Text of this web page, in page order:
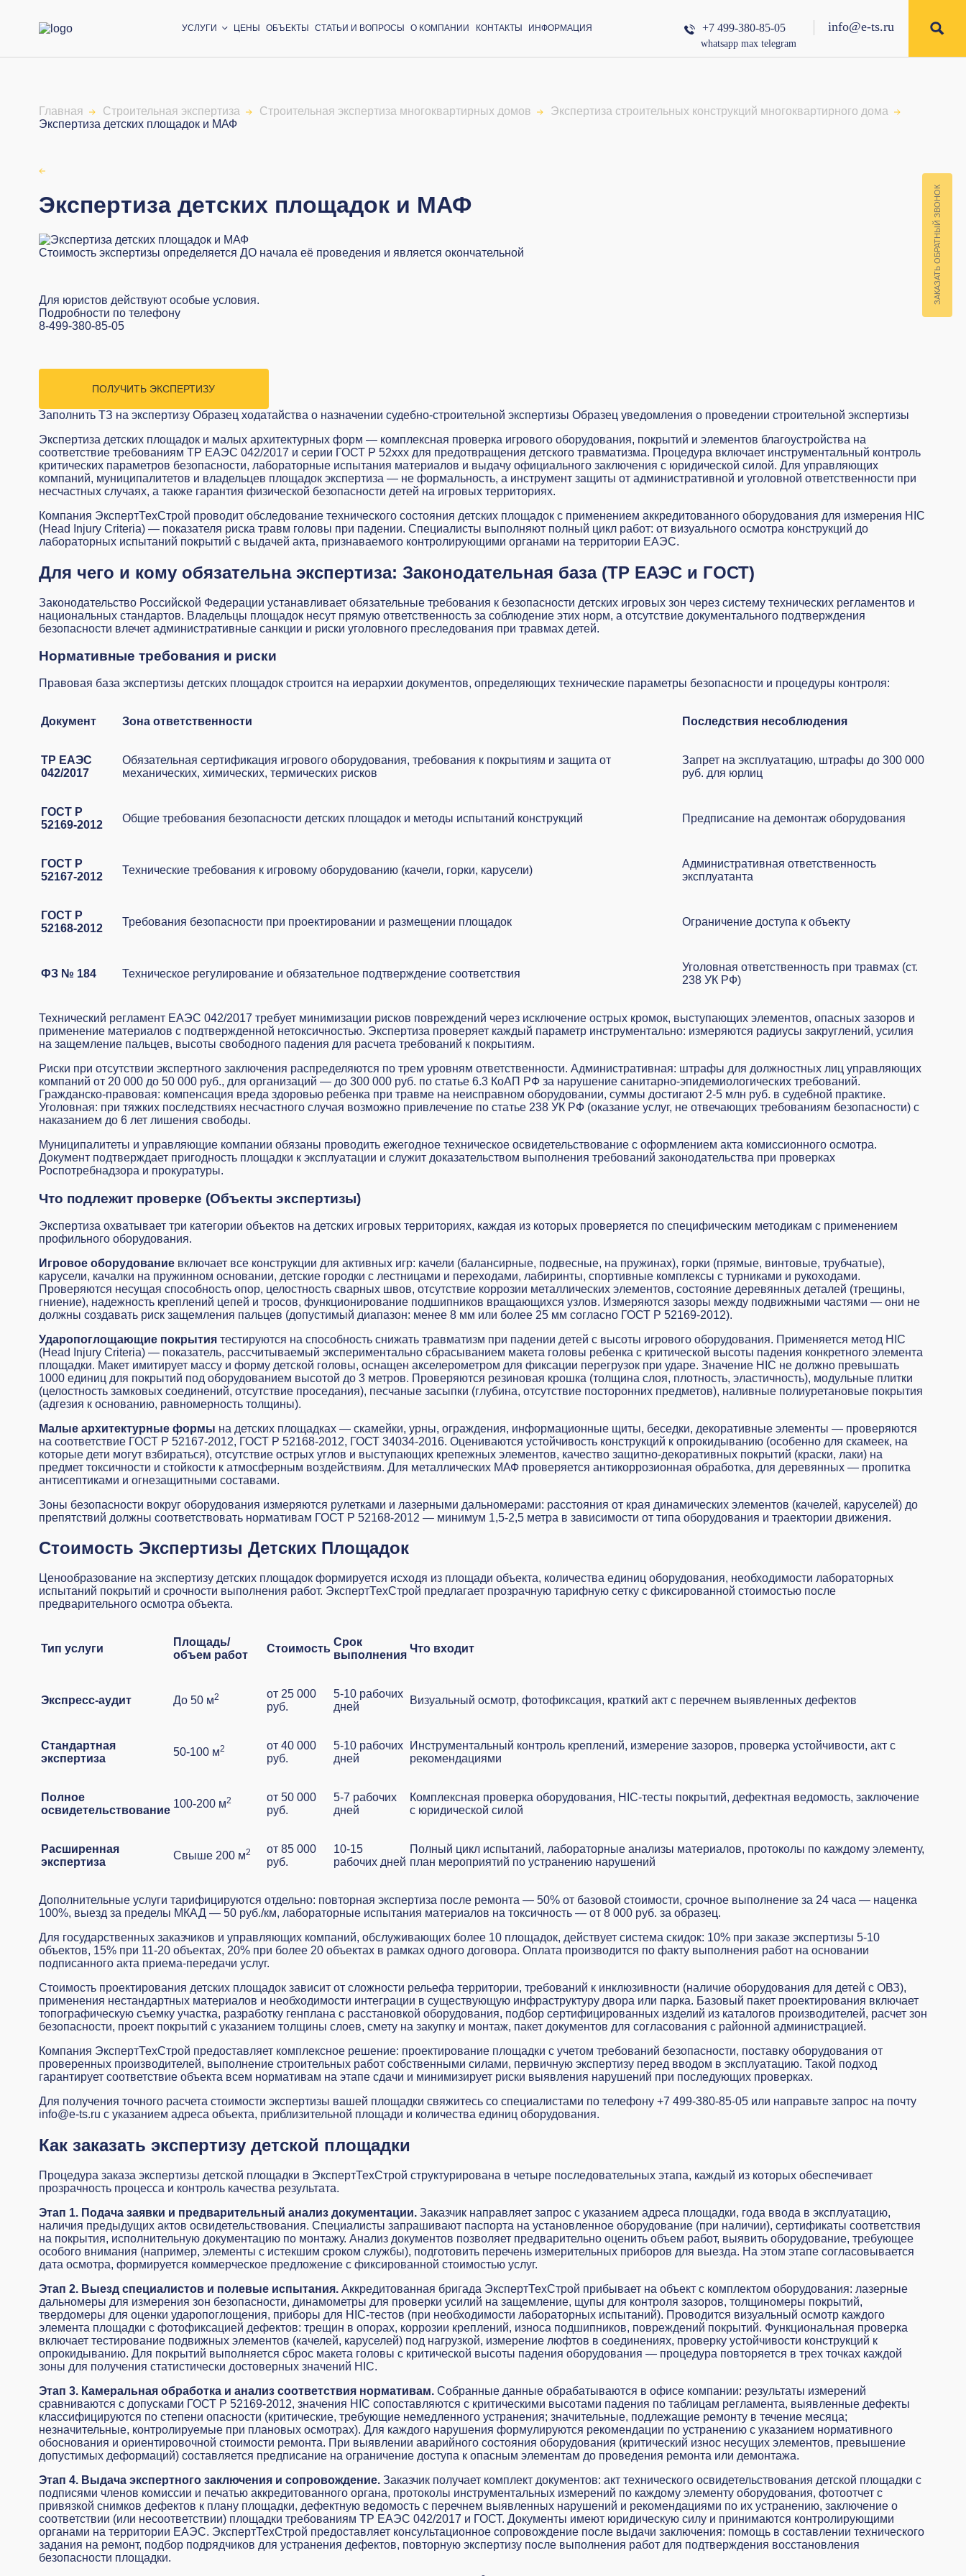
УСЛУГИ ЦЕНЫ ОБЪЕКТЫ СТАТЬИ И ВОПРОСЫ О КОМПАНИИ КОНТАКТЫ ИНФОРМАЦИЯ +7 499-380-85-05
whatsapp max telegram
info@e-ts.ru
Главная Строительная экспертиза Строительная экспертиза многоквартирных домов
Экспертиза строительных конструкций многоквартирного дома
Экспертиза детских площадок и МАФ
ЗАКАЗАТЬ ОБРАТНЫЙ ЗВОНОК
Экспертиза детских площадок и МАФ
Стоимость экспертизы определяется ДО начала её проведения и является окончательной
Для юристов действуют особые условия.
Подробности по телефону
8-499-380-85-05
ПОЛУЧИТЬ ЭКСПЕРТИЗУ
Заполнить ТЗ на экспертизу Образец ходатайства о назначении судебно-строительной экспертизы Образец уведомления о проведении строительной экспертизы
Экспертиза детских площадок и малых архитектурных форм — комплексная проверка игрового оборудования, покрытий и элементов благоустройства на
соответствие требованиям ТР ЕАЭС 042/2017 и серии ГОСТ Р 52xxx для предотвращения детского травматизма. Процедура включает инструментальный контроль
критических параметров безопасности, лабораторные испытания материалов и выдачу официального заключения с юридической силой. Для управляющих
компаний, муниципалитетов и владельцев площадок экспертиза — не формальность, а инструмент защиты от административной и уголовной ответственности при
несчастных случаях, а также гарантия физической безопасности детей на игровых территориях.
Компания ЭкспертТехСтрой проводит обследование технического состояния детских площадок с применением аккредитованного оборудования для измерения HIC
(Head Injury Criteria) — показателя риска травм головы при падении. Специалисты выполняют полный цикл работ: от визуального осмотра конструкций до
лабораторных испытаний покрытий с выдачей акта, признаваемого контролирующими органами на территории ЕАЭС.
Для чего и кому обязательна экспертиза: Законодательная база (ТР ЕАЭС и ГОСТ)
Законодательство Российской Федерации устанавливает обязательные требования к безопасности детских игровых зон через систему технических регламентов и
национальных стандартов. Владельцы площадок несут прямую ответственность за соблюдение этих норм, а отсутствие документального подтверждения
безопасности влечет административные санкции и риски уголовного преследования при травмах детей.
Нормативные требования и риски
Правовая база экспертизы детских площадок строится на иерархии документов, определяющих технические параметры безопасности и процедуры контроля:
Документ Зона ответственности Последствия несоблюдения
ТР ЕАЭС
042/2017
Обязательная сертификация игрового оборудования, требования к покрытиям и защита от
механических, химических, термических рисков
Запрет на эксплуатацию, штрафы до 300 000
руб. для юрлиц
ГОСТ Р
52169-2012
Общие требования безопасности детских площадок и методы испытаний конструкций Предписание на демонтаж оборудования
ГОСТ Р
52167-2012
Технические требования к игровому оборудованию (качели, горки, карусели)
Административная ответственность
эксплуатанта
ГОСТ Р
52168-2012
Требования безопасности при проектировании и размещении площадок Ограничение доступа к объекту
ФЗ № 184 Техническое регулирование и обязательное подтверждение соответствия
Уголовная ответственность при травмах (ст.
238 УК РФ)
Технический регламент ЕАЭС 042/2017 требует минимизации рисков повреждений через исключение острых кромок, выступающих элементов, опасных зазоров и
применение материалов с подтвержденной нетоксичностью. Экспертиза проверяет каждый параметр инструментально: измеряются радиусы закруглений, усилия
на защемление пальцев, высоты свободного падения для расчета требований к покрытиям.
Риски при отсутствии экспертного заключения распределяются по трем уровням ответственности. Административная: штрафы для должностных лиц управляющих
компаний от 20 000 до 50 000 руб., для организаций — до 300 000 руб. по статье 6.3 КоАП РФ за нарушение санитарно-эпидемиологических требований.
Гражданско-правовая: компенсация вреда здоровью ребенка при травме на неисправном оборудовании, суммы достигают 2-5 млн руб. в судебной практике.
Уголовная: при тяжких последствиях несчастного случая возможно привлечение по статье 238 УК РФ (оказание услуг, не отвечающих требованиям безопасности) с
наказанием до 6 лет лишения свободы.
Муниципалитеты и управляющие компании обязаны проводить ежегодное техническое освидетельствование с оформлением акта комиссионного осмотра.
Документ подтверждает пригодность площадки к эксплуатации и служит доказательством выполнения требований законодательства при проверках
Роспотребнадзора и прокуратуры.
Что подлежит проверке (Объекты экспертизы)
Экспертиза охватывает три категории объектов на детских игровых территориях, каждая из которых проверяется по специфическим методикам с применением
профильного оборудования.
Игровое оборудованиевключает все конструкции для активных игр: качели (балансирные, подвесные, на пружинах), горки (прямые, винтовые, трубчатые),
карусели, качалки на пружинном основании, детские городки с лестницами и переходами, лабиринты, спортивные комплексы с турниками и рукоходами.
Проверяются несущая способность опор, целостность сварных швов, отсутствие коррозии металлических элементов, состояние деревянных деталей (трещины,
гниение), надежность креплений цепей и тросов, функционирование подшипников вращающихся узлов. Измеряются зазоры между подвижными частями — они не
должны создавать риск защемления пальцев (допустимый диапазон: менее 8 мм или более 25 мм согласно ГОСТ Р 52169-2012).
Ударопоглощающие покрытиятестируются на способность снижать травматизм при падении детей с высоты игрового оборудования. Применяется метод HIC
(Head Injury Criteria) — показатель, рассчитываемый экспериментально сбрасыванием макета головы ребенка с критической высоты падения конкретного элемента
площадки. Макет имитирует массу и форму детской головы, оснащен акселерометром для фиксации перегрузок при ударе. Значение HIC не должно превышать
1000 единиц для покрытий под оборудованием высотой до 3 метров. Проверяются резиновая крошка (толщина слоя, плотность, эластичность), модульные плитки
(целостность замковых соединений, отсутствие проседания), песчаные засыпки (глубина, отсутствие посторонних предметов), наливные полиуретановые покрытия
(адгезия к основанию, равномерность толщины).
Малые архитектурные формы на детских площадках — скамейки, урны, ограждения, информационные щиты, беседки, декоративные элементы — проверяются
на соответствие ГОСТ Р 52167-2012, ГОСТ Р 52168-2012, ГОСТ 34034-2016. Оцениваются устойчивость конструкций к опрокидыванию (особенно для скамеек, на
которые дети могут взбираться), отсутствие острых углов и выступающих крепежных элементов, качество защитно-декоративных покрытий (краски, лаки) на
предмет токсичности и стойкости к атмосферным воздействиям. Для металлических МАФ проверяется антикоррозионная обработка, для деревянных — пропитка
антисептиками и огнезащитными составами.
Зоны безопасности вокруг оборудования измеряются рулетками и лазерными дальномерами: расстояния от края динамических элементов (качелей, каруселей) до
препятствий должны соответствовать нормативам ГОСТ Р 52168-2012 — минимум 1,5-2,5 метра в зависимости от типа оборудования и траектории движения.
Стоимость Экспертизы Детских Площадок
Ценообразование на экспертизу детских площадок формируется исходя из площади объекта, количества единиц оборудования, необходимости лабораторных
испытаний покрытий и срочности выполнения работ. ЭкспертТехСтрой предлагает прозрачную тарифную сетку с фиксированной стоимостью после
предварительного осмотра объекта.
Тип услуги
Площадь/
объем работ
Стоимость
Срок
выполнения
Что входит
Экспресс-аудит До 50 м2
от 25 000
руб.
5-10 рабочих
дней
Визуальный осмотр, фотофиксация, краткий акт с перечнем выявленных дефектов
Стандартная
экспертиза
50-100 м2
от 40 000
руб.
5-10 рабочих
дней
Инструментальный контроль креплений, измерение зазоров, проверка устойчивости, акт с
рекомендациями
Полное
освидетельствование
100-200 м2
от 50 000
руб.
5-7 рабочих
дней
Комплексная проверка оборудования, HIC-тесты покрытий, дефектная ведомость, заключение
с юридической силой
Расширенная
экспертиза
Свыше 200 м2
от 85 000
руб.
10-15
рабочих дней
Полный цикл испытаний, лабораторные анализы материалов, протоколы по каждому элементу,
план мероприятий по устранению нарушений
Дополнительные услуги тарифицируются отдельно: повторная экспертиза после ремонта — 50% от базовой стоимости, срочное выполнение за 24 часа — наценка
100%, выезд за пределы МКАД — 50 руб./км, лабораторные испытания материалов на токсичность — от 8 000 руб. за образец.
Для государственных заказчиков и управляющих компаний, обслуживающих более 10 площадок, действует система скидок: 10% при заказе экспертизы 5-10
объектов, 15% при 11-20 объектах, 20% при более 20 объектах в рамках одного договора. Оплата производится по факту выполнения работ на основании
подписанного акта приема-передачи услуг.
Стоимость проектирования детских площадок зависит от сложности рельефа территории, требований к инклюзивности (наличие оборудования для детей с ОВЗ),
применения нестандартных материалов и необходимости интеграции в существующую инфраструктуру двора или парка. Базовый пакет проектирования включает
топографическую съемку участка, разработку генплана с расстановкой оборудования, подбор сертифицированных изделий из каталогов производителей, расчет зон
безопасности, проект покрытий с указанием толщины слоев, смету на закупку и монтаж, пакет документов для согласования с районной администрацией.
Компания ЭкспертТехСтрой предоставляет комплексное решение: проектирование площадки с учетом требований безопасности, поставку оборудования от
проверенных производителей, выполнение строительных работсобственными силами, первичную экспертизу перед вводом в эксплуатацию. Такой подход
гарантирует соответствие объекта всем нормативам на этапе сдачи и минимизирует риски выявления нарушений при последующих проверках.
Для получения точного расчета стоимости экспертизы вашей площадки свяжитесь со специалистами по телефону +7 499-380-85-05 или направьте запрос на почту
info@e-ts.ru с указанием адреса объекта, приблизительной площади и количества единиц оборудования.
Как заказать экспертизу детской площадки
Процедура заказа экспертизы детской площадки в ЭкспертТехСтрой структурирована в четыре последовательных этапа, каждый из которых обеспечивает
прозрачность процесса и контроль качества результата.
Этап 1. Подача заявки и предварительный анализ документации.Заказчик направляет запрос с указанием адреса площадки, года ввода в эксплуатацию,
наличия предыдущих актов освидетельствования. Специалисты запрашивают паспорта на установленное оборудование (при наличии), сертификаты соответствия
на покрытия, исполнительную документацию по монтажу. Анализ документов позволяет предварительно оценить объем работ, выявить оборудование, требующее
особого внимания (например, элементы с истекшим сроком службы), подготовить перечень измерительных приборов для выезда. На этом этапе согласовывается
дата осмотра, формируется коммерческое предложение с фиксированной стоимостью услуг.
Этап 2. Выезд специалистов и полевые испытания.Аккредитованная бригада ЭкспертТехСтрой прибывает на объект с комплектом оборудования: лазерные
дальномеры для измерения зон безопасности, динамометры для проверки усилий на защемление, щупы для контроля зазоров, толщиномеры покрытий,
твердомеры для оценки ударопоглощения, приборы для HIC-тестов (при необходимости лабораторных испытаний). Проводится визуальный осмотр каждого
элемента площадки с фотофиксацией дефектов: трещин в опорах, коррозии креплений, износа подшипников, повреждений покрытий. Функциональная проверка
включает тестирование подвижных элементов (качелей, каруселей) под нагрузкой, измерение люфтов в соединениях, проверку устойчивости конструкций к
опрокидыванию. Для покрытий выполняется сброс макета головы с критической высоты падения оборудования — процедура повторяется в трех точках каждой
зоны для получения статистически достоверных значений HIC.
Этап 3. Камеральная обработка и анализ соответствия нормативам.Собранные данные обрабатываются в офисе компании: результаты измерений
сравниваются с допусками ГОСТ Р 52169-2012, значения HIC сопоставляются с критическими высотами падения по таблицам регламента, выявленные дефекты
классифицируются по степени опасности (критические, требующие немедленного устранения; значительные, подлежащие ремонту в течение месяца;
незначительные, контролируемые при плановых осмотрах). Для каждого нарушения формулируются рекомендации по устранению с указанием нормативного
обоснования и ориентировочной стоимости ремонта. При выявлении аварийного состояния оборудования (критический износ несущих элементов, превышение
допустимых деформаций) составляется предписание на ограничение доступа к опасным элементам до проведения ремонта или демонтажа.
Этап 4. Выдача экспертного заключения и сопровождение.Заказчик получает комплект документов: акт технического освидетельствования детской площадки с
подписями членов комиссии и печатью аккредитованного органа, протоколы инструментальных измерений по каждому элементу оборудования, фотоотчет с
привязкой снимков дефектов к плану площадки, дефектную ведомость с перечнем выявленных нарушений и рекомендациями по их устранению, заключение о
соответствии (или несоответствии) площадки требованиям ТР ЕАЭС 042/2017 и ГОСТ. Документы имеют юридическую силу и принимаются контролирующими
органами на территории ЕАЭС. ЭкспертТехСтрой предоставляет консультационное сопровождение после выдачи заключения: помощь в составлении технического
задания на ремонт, подбор подрядчиков для устранения дефектов, повторную экспертизу после выполнения работ для подтверждения восстановления
безопасности площадки.